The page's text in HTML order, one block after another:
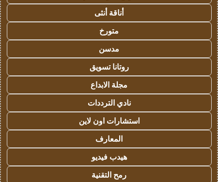
أناقة أنثى
متورخ
مدسن
روتانا تسويق
مجلة الابداع
نادي الترددات
استشارات اون لاين
المعارف
هيدب فيديو
رمح التقنية